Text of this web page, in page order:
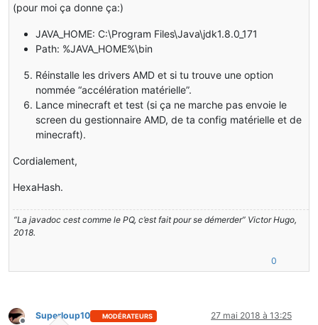
(pour moi ça donne ça:)
JAVA_HOME: C:\Program Files\Java\jdk1.8.0_171
Path: %JAVA_HOME%\bin
Réinstalle les drivers AMD et si tu trouve une option
nommée “accélération matérielle”.
Lance minecraft et test (si ça ne marche pas envoie le
screen du gestionnaire AMD, de ta config matérielle et de
minecraft).
Cordialement,
HexaHash.
“La javadoc cest comme le PQ, c’est fait pour se démerder” Victor Hugo,
2018.
0
Superloup10 MODÉRATEURS 27 mai 2018 à 13:25